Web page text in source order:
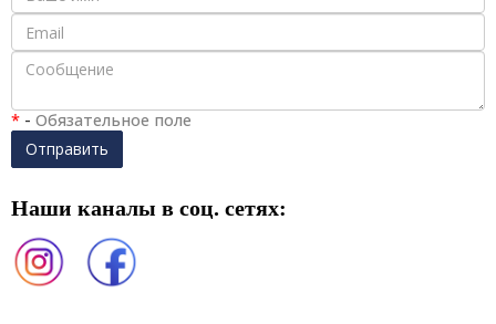
* - Обязательное поле
Отправить
Наши каналы в соц. сетях: